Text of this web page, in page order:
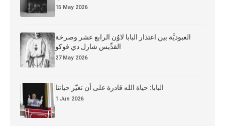
15 May 2026
العبوديَّة بين اعتذار البابا لاوُن الرابع عشر وصرخة
القدِّيس شارل دي فوكو
27 May 2026
البابا: حياة الله قادرة على أن تغيّر حياتنا
1 Jun 2026